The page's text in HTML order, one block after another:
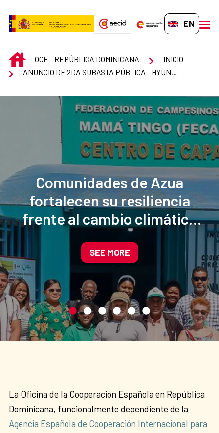
EN-GB
INICIOOCE - REPÚBLICA DOMINICANA
INICIO
Comunidades de Azua
fortalecen su resiliencia
frente al cambio climático
mediante la agroecología y
la gestión sostenible del
agua
SEE MORE
La Oficina de la Cooperación Española en República
Dominicana, funcionalmente dependiente de la
Agencia Española de Cooperación Internacional para